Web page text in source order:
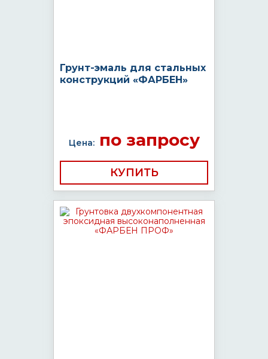
Грунт-эмаль для стальных
конструкций «ФАРБЕН»
Цена:по запросу
КУПИТЬ